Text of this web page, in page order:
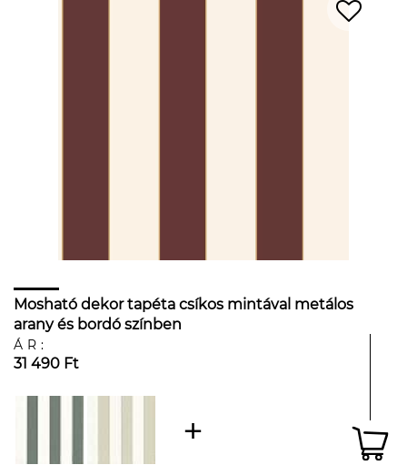
Mosható dekor tapéta csíkos mintával metálos
arany és bordó színben
ÁR:
31 490 Ft